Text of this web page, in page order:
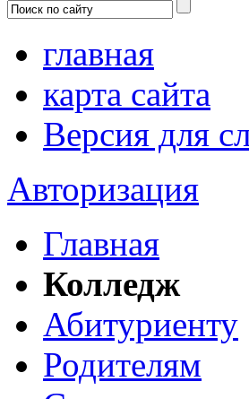
главная
карта сайта
Версия для
Авторизация
Главная
Колледж
Абитуриенту
Родителям